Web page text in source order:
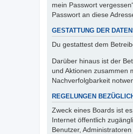
mein Passwort
Passwort an diese
GESTATTUNG DER
Du gestattest dem
Darüber hinaus ist der
und Aktionen zusammen
Nachverfolgbarkeit
REGELUNGEN
Zweck eines Boards ist
Internet öffentlich
Benutzer,